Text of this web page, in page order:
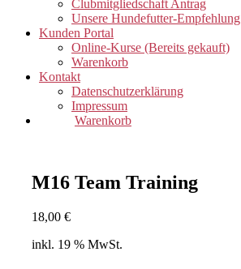
Clubmitgliedschaft Antrag
Unsere Hundefutter-Empfehlung
Kunden Portal
Online-Kurse (Bereits gekauft)
Warenkorb
Kontakt
Datenschutzerklärung
Impressum
Warenkorb
M16 Team Training
18,00 €
inkl. 19 % MwSt.